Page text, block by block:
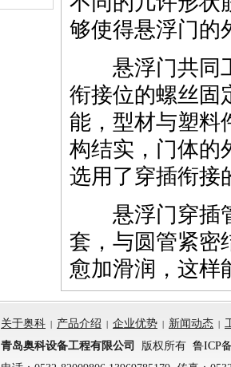
够使得悬浮门的
悬浮门共同工
衔接位的螺丝固
能，型材与塑料
构结实，门体的
选用了穿插衔接
悬浮门穿插管
套，与圆管紧密
愈加滑润，这样
关于奥科 | 产品介绍 | 企业优势 | 新闻动态 |
青岛奥科设备工程有限公司
版权所有 鲁ICP